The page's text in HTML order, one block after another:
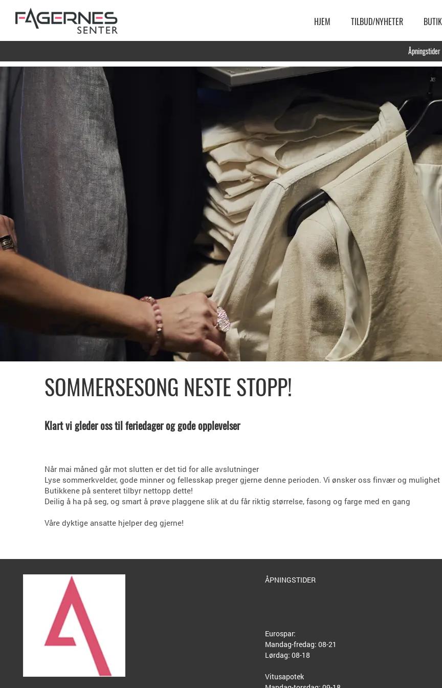
HJEM TILBUD/NYHETER
Åpningstider
SOMMERSESONG NESTE STOPP!
Klart vi gleder oss til feriedager og gode opplevelser
Når mai måned går mot slutten er det tid for alle avslutninger
Lyse sommerkvelder, gode minner og fellesskap preger gjerne denne perioden. Vi ønsker oss finvær og
Butikkene på senteret tilbyr nettopp dette!
Deilig å ha på seg, og smart å prøve plaggene slik at du får riktig størrelse, fasong og farge med en gang
Våre dyktige ansatte hjelper deg gjerne!
ÅPNINGSTIDER
Eurospar:
Mandag-fredag: 08-21
Lørdag: 08-18
Vitusapotek